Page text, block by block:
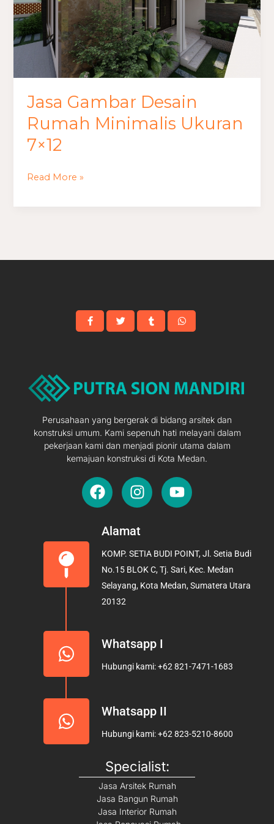
Jasa Gambar Desain
Rumah Minimalis Ukuran
7×12
Minimalis
Ukuran
7×12
Read More »
Perusahaan yang bergerak di bidang arsitek dan
konstruksi umum. Kami sepenuh hati melayani dalam
pekerjaan kami dan menjadi pionir utama dalam
kemajuan konstruksi di Kota Medan.
F
a
e
o
o
k
I
n
t
g
r
a
Y
o
b
e
Alamat
KOMP. SETIA BUDI POINT, Jl. Setia Budi
No.15 BLOK C, Tj. Sari, Kec. Medan
Selayang, Kota Medan, Sumatera Utara
20132
Whatsapp I
Hubungi kami: +62 821-7471-1683
Whatsapp II
Hubungi kami: +62 823-5210-8600
Specialist:
Jasa Arsitek Rumah
Jasa Bangun Rumah
Jasa Interior Rumah